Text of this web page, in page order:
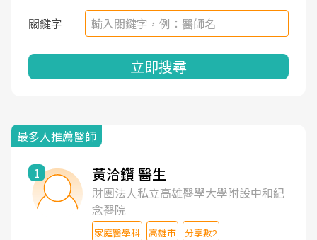
關鍵字
立即搜尋
最多人推薦醫師
1 黃洽鑽 醫生
財團法人私立高雄醫學大學附設中和紀
念醫院
家庭醫學科 高雄市 分享數2